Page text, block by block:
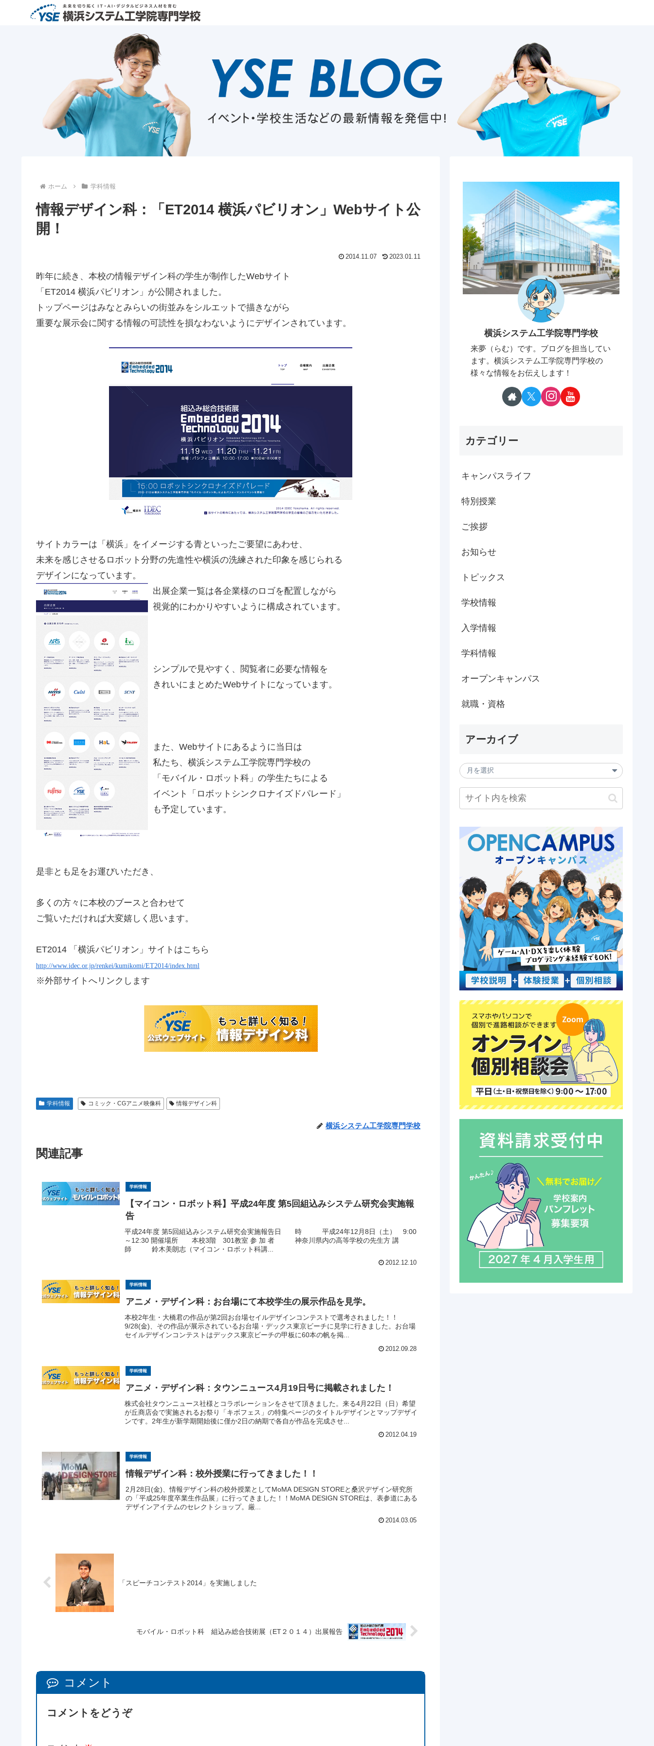
ホーム 学科情報
情報デザイン科：「ET2014 横浜パビリオン」Webサイト公
開！
2014.11.07 2023.01.11
昨年に続き、本校の情報デザイン科の学生が制作したWebサイト
「 ET2014 横浜パビリオン」が公開されました。
トップページはみなとみらいの街並みをシルエットで描きながら
重要な展示会に関する情報の可読性を損なわないようにデザインされています。
サイトカラーは「横浜」をイメージする青といったご要望にあわせ、
未来を感じさせるロボット分野の先進性や横浜の洗練された印象を感じられる
デザインになっています。
出展企業一覧は各企業様のロゴを配置しながら
視覚的にわかりやすいように構成されています。
シンプルで見やすく、閲覧者に必要な情報を
きれいにまとめたWebサイトになっています。
また、 Webサイトにあるように当日は
私たち、 横浜システム工学院専門学校の
「モバイル・ロボット科」の学生たちによる
イベント
「ロボットシンクロナイズドパレード」
も予定しています。
是非とも足をお運びいただき、
多くの方々に本校のブースと合わせて
ご覧いただければ大変嬉しく思います。
ET2014 「横浜パビリオン」サイトはこちら
http://www.idec.or.jp/renkei/kumikomi/ET2014/index.html
※外部サイトへリンクします
学科情報 コミック・CGアニメ映像科 情報デザイン科
横浜システム工学院専門学校
関連記事
学科情報
【マイコン・ロボット科】平成24年度 第5回組込みシステム研究会実施報
告
平成24年度 第5回組込みシステム研究会実施報告日 時 平成24年12月8日（土） 9:00
～12:30 開催場所 本校3階 301教室 参 加 者 神奈川県内の高等学校の先生方 講
師 鈴木美朗志（マイコン・ロボット科講...
2012.12.10
学科情報
アニメ・デザイン科：お台場にて本校学生の展示作品を見学。
本校2年生・大橋君の作品が第2回お台場セイルデザインコンテストで選考されました！！
9/28(金)、その作品が展示されているお台場・デックス東京ビーチに見学に行きました。お台場
セイルデザインコンテストはデックス東京ビーチの甲板に60本の帆を掲...
2012.09.28
学科情報
アニメ・デザイン科：タウンニュース4月19日号に掲載されました！
株式会社タウンニュース社様とコラボレーションをさせて頂きました。来る4月22日（日）希望
が丘商店会で実施されるお祭り「キボフェス」の特集ページのタイトルデザインとマップデザイ
ンです。2年生が新学期開始後に僅か2日の納期で各自が作品を完成させ...
2012.04.19
学科情報
情報デザイン科：校外授業に行ってきました！！
2月28日(金)、情報デザイン科の校外授業としてMoMA DESIGN STOREと桑沢デザイン研究所
の「平成25年度卒業生作品展」に行ってきました！！MoMA DESIGN STOREは、表参道にある
デザインアイテムのセレクトショップ。厳...
2014.03.05
「スピーチコンテスト2014」を実施しました
モバイル・ロボット科 組込み総合技術展（ET２０１４）出展報告
コメント
コメントをどうぞ
横浜システム工学院専門学校
来夢（らむ）です。ブログを担当してい
ます。横浜システム工学院専門学校の
様々な情報をお伝えします！
カテゴリー
キャンパスライフ
特別授業
ご挨拶
お知らせ
トピックス
学校情報
入学情報
学科情報
オープンキャンパス
就職・資格
アーカイブ